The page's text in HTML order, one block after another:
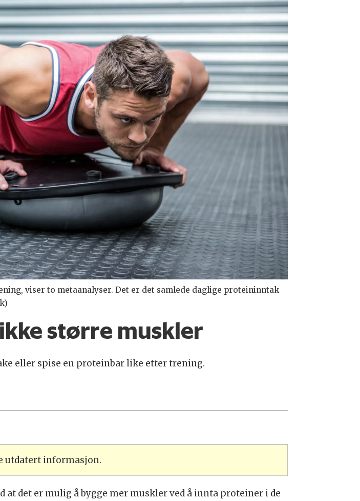
viser to metaanalyser. Det er det samlede daglige proteininntak
større muskler
eller spise en proteinbar like etter trening.
utdatert informasjon.
det er mulig å bygge mer muskler ved å innta proteiner i de